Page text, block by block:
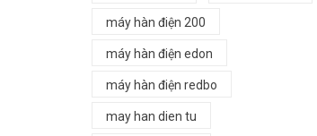
máy hàn điện 200
máy hàn điện edon
máy hàn điện redbo
may han dien tu